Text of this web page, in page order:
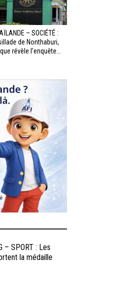
– SOCIÉTÉ :
de Nonthaburi,
révèle l’enquête...
– SPORT : Les
la médaille